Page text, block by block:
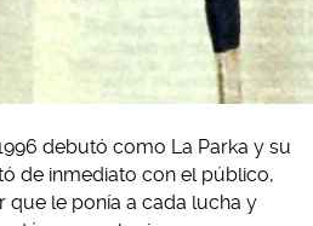
debutó como La Parka y su
de inmediato con el público,
que le ponía a cada lucha y